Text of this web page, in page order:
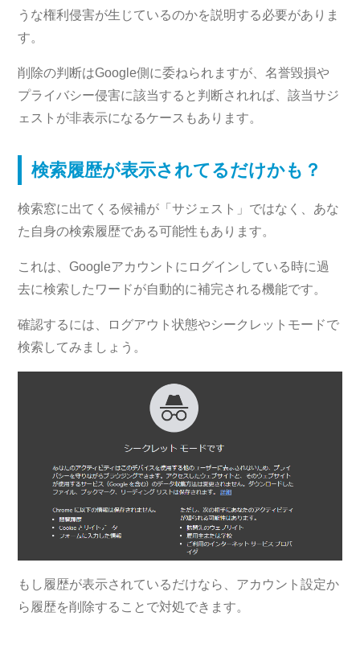
うな権利侵害が生じているのかを説明する必要がありま
す。
削除の判断はGoogle側に委ねられますが、名誉毀損や
プライバシー侵害に該当すると判断されれば、該当サジ
ェストが非表示になるケースもあります。
検索履歴が表示されてるだけかも？
検索窓に出てくる候補が「サジェスト」ではなく、あな
た自身の検索履歴である可能性もあります。
これは、Googleアカウントにログインしている時に過
去に検索したワードが自動的に補完される機能です。
確認するには、ログアウト状態やシークレットモードで
検索してみましょう。
もし履歴が表示されているだけなら、アカウント設定か
ら履歴を削除することで対処できます。